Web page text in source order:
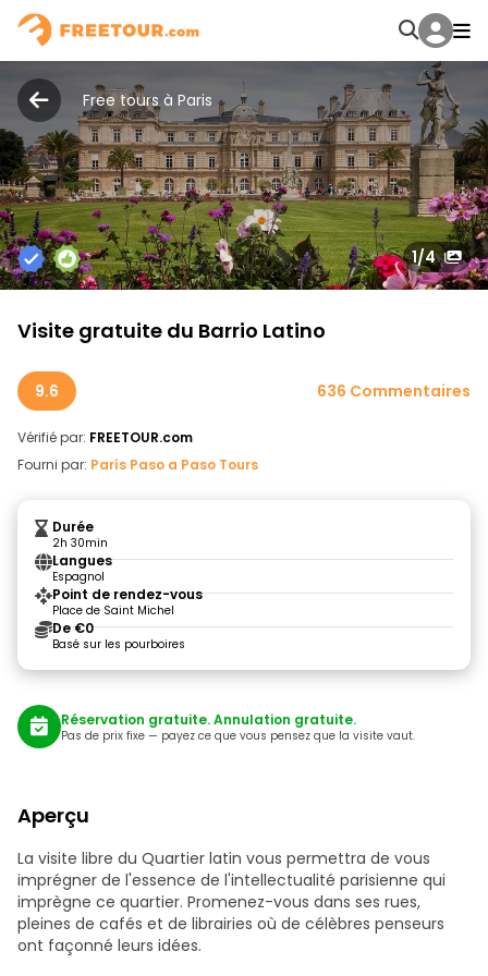
Free tours à Paris
1/4
Visite gratuite du Barrio Latino
9.6 636 Commentaires
Vérifié par: FREETOUR.com
Fourni par: París Paso a Paso Tours
Durée
2h 30min
Langues
Espagnol
Point de rendez-vous
Place de Saint Michel
De €0
Basé sur les pourboires
Réservation gratuite. Annulation gratuite.
Pas de prix fixe — payez ce que vous pensez que la visite vaut.
Aperçu
La visite libre du Quartier latin vous permettra de vous
imprégner de l'essence de l'intellectualité parisienne qui
imprègne ce quartier. Promenez-vous dans ses rues,
pleines de cafés et de librairies où de célèbres penseurs
ont façonné leurs idées.